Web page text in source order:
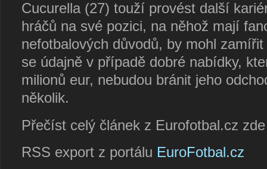
Cucurella (27) touží provést další
hráčů na své pozici, na něhož mají
nefotbalových důvodů, by mohl
se údajně v případě dobré nabídky,
milionů eur, nebudou bránit jeho
několik.
Přečíst celý článek z Eurofotbal.cz
RSS export z portálu EuroFotbal.cz